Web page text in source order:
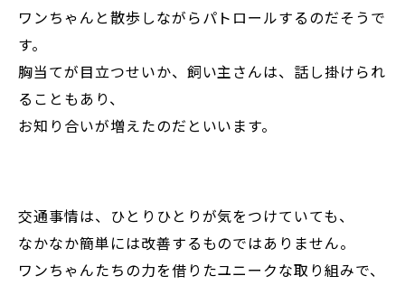
ワンちゃんと散歩しながらパトロールするのだそうで
す。
胸当てが目立つせいか、飼い主さんは、話し掛けられ
ることもあり、
お知り合いが増えたのだといいます。
交通事情は、ひとりひとりが気をつけていても、
なかなか簡単には改善するものではありません。
ワンちゃんたちの力を借りたユニークな取り組みで、